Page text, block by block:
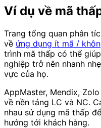
Ví dụ về mã
Trang tổng quan phân
về ứng dụng ít mã /
trình mã thấp có thể
nghiệp trở nên nhanh
vực của họ.
AppMaster, Mendix,
về nền tảng LC và NC.
nhau sử dụng mã thấp
hướng tới khách hàng.